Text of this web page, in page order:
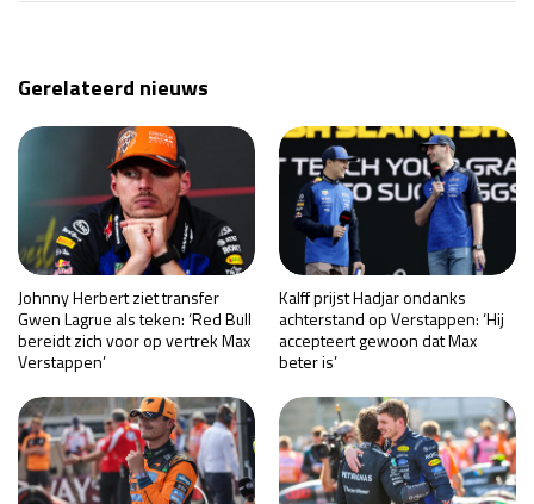
Gerelateerd nieuws
Johnny Herbert ziet transfer
Gwen Lagrue als teken: ‘Red Bull
bereidt zich voor op vertrek Max
Verstappen’
Kalff prijst Hadjar ondanks
achterstand op Verstappen: ‘Hij
accepteert gewoon dat Max
beter is’